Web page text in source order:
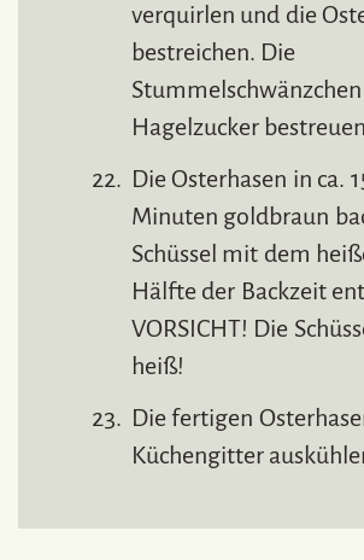
verquirlen und die
bestreichen. Die
Hagelzucker
Die Osterhasen in ca.
Minuten goldbraun
Schüssel mit dem
Hälfte der Backzeit
VORSICHT! Die
heiß!
Die fertigen
Küchengitter